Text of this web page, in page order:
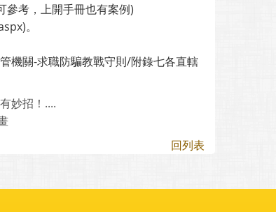
參考，上開手冊也有案例)
。
關-求職防騙教戰守則/附錄七各直轄
妙招！....
回列表